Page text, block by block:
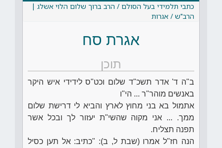
כתבי תלמידי בעל הסולם / הרב ברוך שלום הלוי אשלג |
הרב"ש / אגרות
אגרת סח
תוכן
ב"ה ד' אדר תשכ"ד שלום וכט"ס לידידי איש היקר
באנשים מוהר"ר ... הי"ו
אתמול בא בני מחוץ לארץ והביא לי דרישת שלום
ממך. ... אני מקוה שהשי"ת יעזור לך ובכל אשר
תפנה תצליח.
הנה חז"ל אמרו (שבת ל, ב): "כתיב: אל תען כסיל